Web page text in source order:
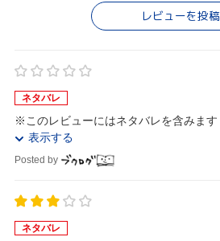
レビューを投稿
ネタバレ
※このレビューにはネタバレを含みます
表示する
Posted by
ネタバレ